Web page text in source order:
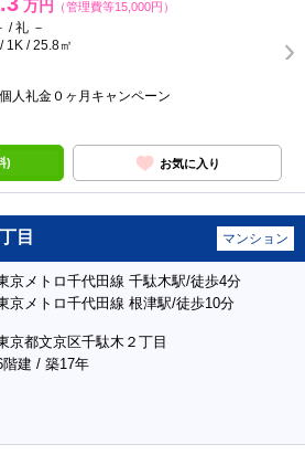
万円 （管理費等15,000円）
/ 礼 －
1K / 25.8㎡
人礼金０ヶ月キャンペーン
) お気に入り
目 マンション
京メトロ千代田線 千駄木駅/徒歩4分
京メトロ千代田線 根津駅/徒歩10分
京都文京区千駄木２丁目
階建 / 築17年